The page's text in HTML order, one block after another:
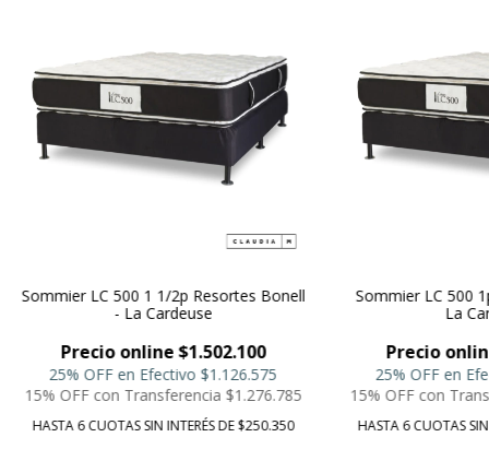
Sommier LC 500 1 1/2p Resortes Bonell
- La Cardeuse
Precio online $1.502.100
25% OFF en Efectivo $1.126.575
15% OFF con Transferencia $1.276.785
HASTA 6 CUOTAS SIN INTERÉS DE $250.350
Sommier LC 500
La
Precio
25% OFF en
15% OFF con
HASTA 6 CUOTAS